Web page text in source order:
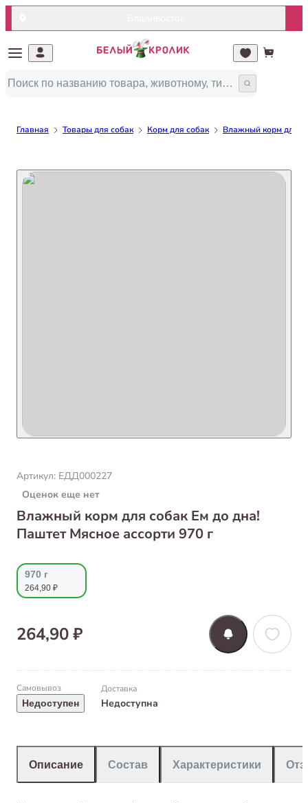
Главная Товары для собак Корм для собак Влажный корм для
Артикул: ЕДД000227
Оценок еще нет
Влажный корм для собак Ем до дна!
Паштет Мясное ассорти 970 г
970 г
264,90 ₽
264,90 ₽
Самовывоз
Недоступен
Доставка
Недоступна
Описание Состав Характеристики